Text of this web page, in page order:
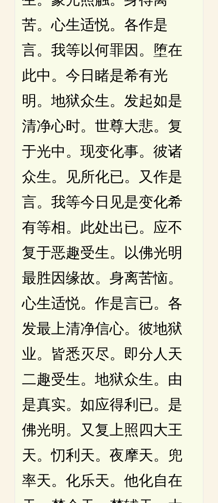
苦。心生适悦。各作是
言。我等以何罪因。堕在
此中。今日睹是希有光
明。地狱众生。发起如是
清净心时。世尊大悲。复
于光中。现变化事。彼诸
众生。见所化已。又作是
言。我等今日见是变化希
有等相。此处出已。应不
复于恶趣受生。以佛光明
最胜因缘故。身离苦恼。
心生适悦。作是言已。各
发最上清净信心。彼地狱
业。皆悉灭尽。即分人天
二趣受生。地狱众生。由
是真实。如应得利已。是
佛光明。又复上照四大王
天。忉利天。夜摩天。兜
率天。化乐天。他化自在